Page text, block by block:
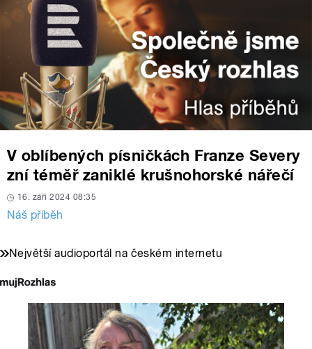
V oblíbených písničkách Franze Severy
zní téměř zaniklé krušnohorské nářečí
16. září 2024 08:35
Náš příběh
Největší audioportál na českém internetu